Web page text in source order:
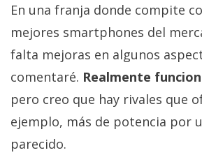
En una franja donde compite
mejores smartphones del
falta mejoras en algunos
comentaré. Realmente
pero creo que hay rivales que
ejemplo, más de potencia por
parecido.